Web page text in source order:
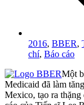
2016, BBER,
chí, Báo cáo
Một
Medicaid đã làm
Mexico, tạo ra